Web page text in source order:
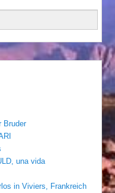
Bruder
una vida
in Viviers, Frankreich